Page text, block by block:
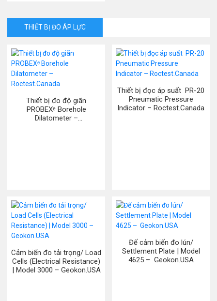
THIẾT BỊ ĐO ÁP LỰC
Thiết bị đo độ giãn
PROBEXᵉ Borehole
Dilatometer –
Thiết bị đọc áp suất PR-20
Pneumatic Pressure
Indicator – Roctest.Canada
Cảm biến đo tải trọng/ Load
Cells (Electrical Resistance)
| Model 3000 – Geokon.USA
Đế cảm biến đo lún/
Settlement Plate | Model
4625 – Geokon.USA